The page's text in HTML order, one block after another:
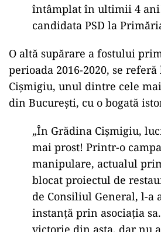
întâmplat în ultimii 4
candidata PSD la
O altă supărare a fostului
perioada 2016-2020, se
Cișmigiu, unul dintre cele
din București, cu o bogată
„În Grădina Cișmigiu,
mai prost! Printr-o
manipulare, actualul
blocat proiectul de
de Consiliul General, l-a
instanță prin asociația
victorie din asta, dar nu